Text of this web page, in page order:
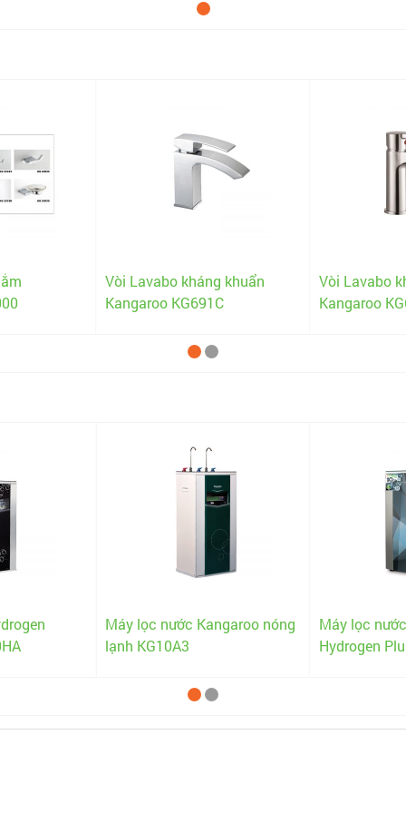
Vòi Lavabo kháng khuẩn
Kangaroo KG691C
Vòi Lavabo
Kangaroo
Máy lọc nước Kangaroo nóng
lạnh KG10A3
Máy lọc
Hydrogen